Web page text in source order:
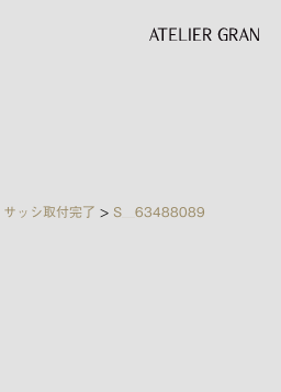
サッシ取付完了 > S__63488089